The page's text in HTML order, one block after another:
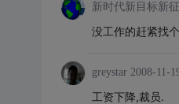
新时代新目标新
没工作的赶紧找
greystar 2008-11-
工资下降,裁员.